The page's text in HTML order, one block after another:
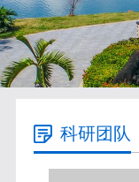
科研团队